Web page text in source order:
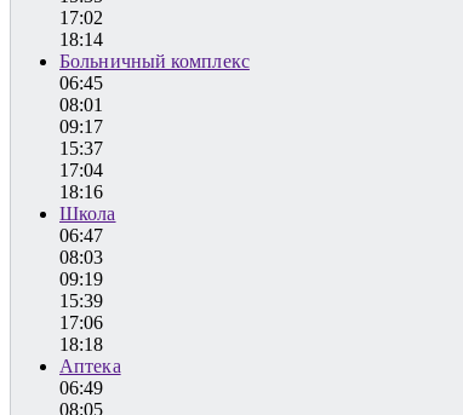
17:02
18:14
Больничный комплекс
06:45
08:01
09:17
15:37
17:04
18:16
Школа
06:47
08:03
09:19
15:39
17:06
18:18
Аптека
06:49
08:05